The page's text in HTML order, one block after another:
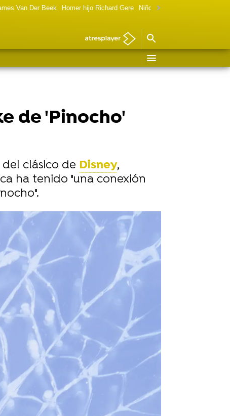
Van Der Beek Homer hijo Richard Gere Niño de Terminator ahora
de 'Pinocho'
clásico de Disney,
ha tenido "una conexión